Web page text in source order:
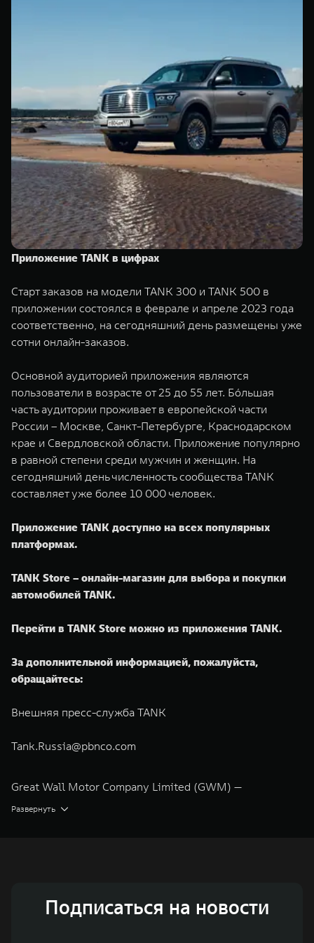
Приложение TANK в цифрах
Старт заказов на модели TANK 300 и TANK 500 в
приложении состоялся в феврале и апреле 2023 года
соответственно, на сегодняшний день размещены уже
сотни онлайн-заказов.
Основной аудиторией приложения являются
пользователи в возрасте от 25 до 55 лет. Бóльшая
часть аудитории проживает в европейской части
России – Москве, Санкт-Петербурге, Краснодарском
крае и Свердловской области. Приложение популярно
в равной степени среди мужчин и женщин. На
сегодняшний день численность сообщества TANK
составляет уже более 10 000 человек.
Приложение TANK доступно на всех популярных
платформах.
TANK Store – онлайн-магазин для выбора и покупки
автомобилей TANK.
Перейти в TANK Store можно из приложения TANK.
За дополнительной информацией, пожалуйста,
обращайтесь:
Внешняя пресс-служба TANK
Tank.Russia@pbnco.com
Great Wall Motor Company Limited (GWM) —
глобальный производитель внедорожников,
2011 годах соответственно. Сфера деятельности
Развернуть
Подписаться на новости